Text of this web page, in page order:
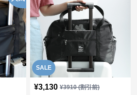
SALE
¥3,130 ¥3910(割引前)